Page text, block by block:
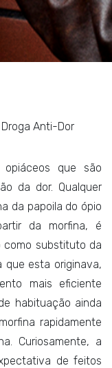
Anti-Dor
que são
da dor. Qualquer
da papoila do ópio
da morfina, é
como substituto da
que esta originava,
mais eficiente
habituação ainda
rapidamente
Curiosamente, a
de feitos